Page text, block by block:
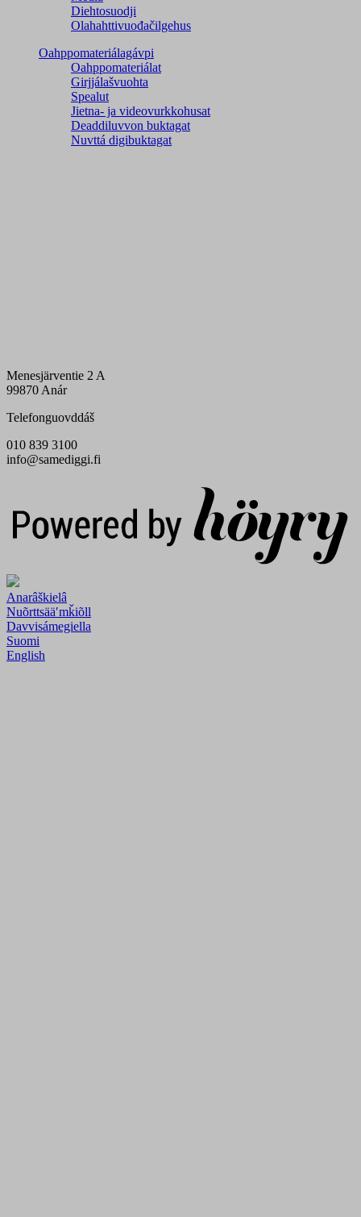
Diehtosuodji
Olahahttivuođačilgehus
Oahppomateriálagávpi
Oahppomateriálat
Girjjálašvuohta
Spealut
Jietna- ja videovurkkohusat
Deaddiluvvon buktagat
Nuvttá digibuktagat
Menesjärventie 2 A
99870 Anár
Telefonguovddáš
010 839 3100
info@samediggi.fi
Anarâškielâ
Nuõrttsääʹmǩiõll
Davvisámegiella
Suomi
English